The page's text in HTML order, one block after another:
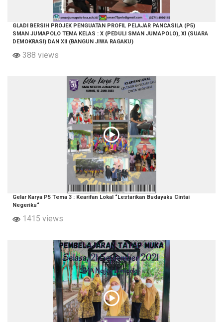
GLADI BERSIH PROJEK PENGUATAN PROFIL PELAJAR PANCASILA (P5)
SMAN JUMAPOLO TEMA KELAS : X (PEDULI SMAN JUMAPOLO), XI (SUARA
DEMOKRASI) DAN XII (BANGUN JIWA RAGAKU)
388 views
Gelar Karya P5 Tema 3 : Kearifan Lokal “Lestarikan Budayaku Cintai
Negeriku“
1415 views